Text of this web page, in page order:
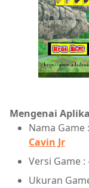
Mengenai
Nama Game :
Cavin Jr
Versi Game :
Ukuran